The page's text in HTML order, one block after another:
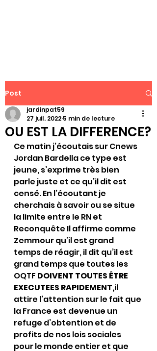
Post
OU EST LA DIFFERENCE?
jardinpat59
27 juil. 2022 5 min de lecture
Ce matin j’écoutais sur Cnews
Jordan Bardella ce type est
jeune, s’exprime très bien
parle juste et ce qu’il dit est
censé. En l’écoutant je
cherchais à savoir ou se situe
la limite entre le RN et
Reconquête Il affirme comme
Zemmour qu’il est grand
temps de réagir, il dit qu’il est
grand temps que toutes les
OQTF DOIVENT TOUTES ÊTRE
EXECUTEES RAPIDEMENT,il
attire l’attention sur le fait que
la France est devenue un
refuge d’obtention et de
profits de nos lois sociales
pour le monde entier et que